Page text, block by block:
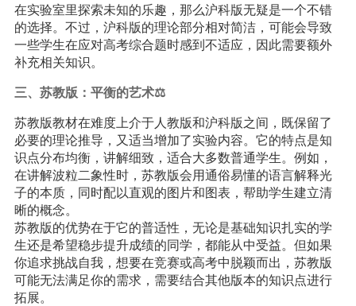
在实验室里探索未知的乐趣，那么沪科版无疑是一个不错
的选择。不过，沪科版的理论部分相对简洁，可能会导致
一些学生在应对高考综合题时感到不适应，因此需要额外
补充相关知识。
三、苏教版：平衡的艺术⚖️
苏教版教材在难度上介于人教版和沪科版之间，既保留了
必要的理论推导，又适当增加了实验内容。它的特点是知
识点分布均衡，讲解细致，适合大多数普通学生。例如，
在讲解波粒二象性时，苏教版会用通俗易懂的语言解释光
子的本质，同时配以直观的图片和图表，帮助学生建立清
晰的概念。
苏教版的优势在于它的普适性，无论是基础知识扎实的学
生还是希望稳步提升成绩的同学，都能从中受益。但如果
你追求挑战自我，想要在竞赛或高考中脱颖而出，苏教版
可能无法满足你的需求，需要结合其他版本的知识点进行
拓展。